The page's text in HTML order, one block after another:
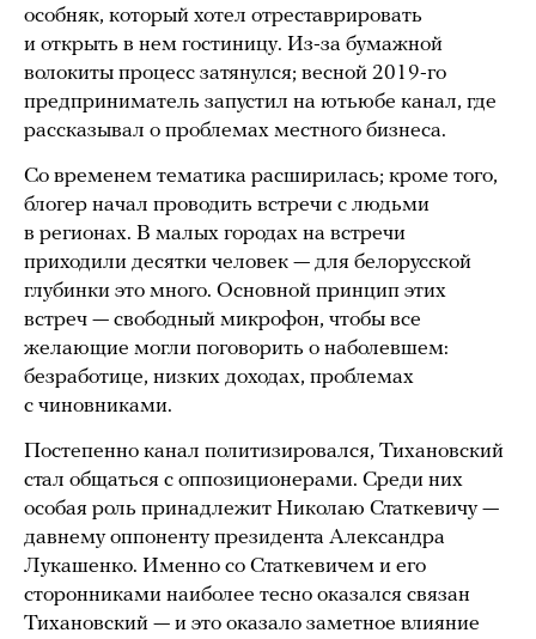
особняк, который хотел отреставрировать
и открыть в нем гостиницу. Из-за бумажной
волокиты процесс затянулся; весной 2019-го
предприниматель запустил на ютьюбе канал, где
рассказывал о проблемах местного бизнеса.
Со временем тематика расширилась; кроме того,
блогер начал проводить встречи с людьми
в регионах. В малых городах на встречи
приходили десятки человек — для белорусской
глубинки это много. Основной принцип этих
встреч — свободный микрофон, чтобы все
желающие могли поговорить о наболевшем:
безработице, низких доходах, проблемах
с чиновниками.
Постепенно канал политизировался, Тихановский
стал общаться с оппозиционерами. Среди них
особая роль принадлежит Николаю Статкевичу —
давнему оппоненту президента Александра
Лукашенко. Именно со Статкевичем и его
сторонниками наиболее тесно оказался связан
Тихановский — и это оказало заметное влияние